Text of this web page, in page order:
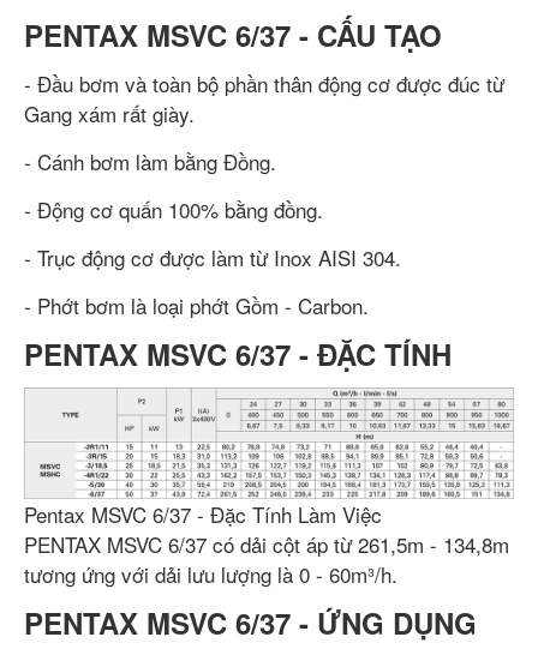
PENTAX MSVC 6/37 - CẤU TẠO
- Đầu bơm và toàn bộ phần thân động cơ được đúc từ
Gang xám rất giày.
- Cánh bơm làm bằng Đồng.
- Động cơ quấn 100% bằng đồng.
- Trục động cơ được làm từ Inox AISI 304.
- Phớt bơm là loại phớt Gồm - Carbon.
PENTAX MSVC 6/37 - ĐẶC TÍNH
Pentax MSVC 6/37 - Đặc Tính Làm Việc
PENTAX MSVC 6/37 có dải cột áp từ 261,5m - 134,8m
tương ứng với dải lưu lượng là 0 - 60m³/h.
PENTAX MSVC 6/37 - ỨNG DỤNG